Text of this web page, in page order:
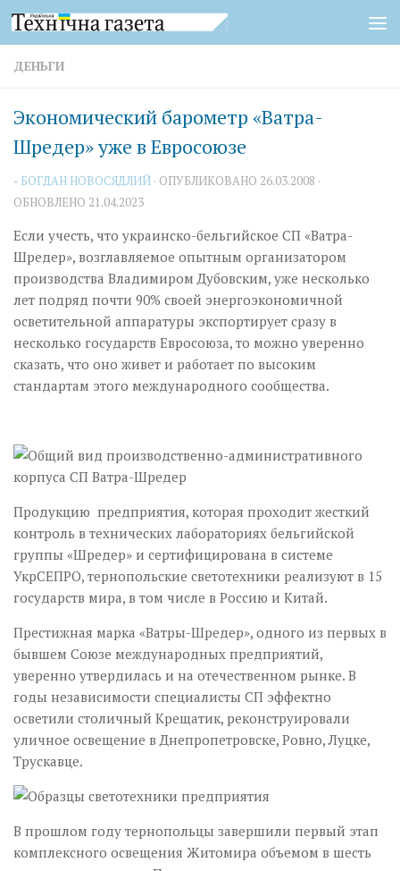
Перейти к содержимому
ДЕНЬГИ
Экономический барометр «Ватра-
Шредер» уже в Евросоюзе
- БОГДАН НОВОСЯДЛИЙ · ОПУБЛИКОВАНО 26.03.2008 ·
ОБНОВЛЕНО 21.04.2023
Если учесть, что украинско-бельгийское СП «Ватра-
Шредер», возглавляемое опытным организатором
производства Владимиром Дубовским, уже несколько
лет подряд почти 90% своей энергоэкономичной
осветительной аппаратуры экспортирует сразу в
несколько государств Евросоюза, то можно уверенно
сказать, что оно живет и работает по высоким
стандартам этого международного сообщества.
Продукцию предприятия, которая проходит жесткий
контроль в технических лабораториях бельгийской
группы «Шредер» и сертифицирована в системе
УкрСЕПРО, тернопольские светотехники реализуют в 15
государств мира, в том числе в Россию и Китай.
Престижная марка «Ватры-Шредер», одного из первых в
бывшем Союзе международных предприятий,
уверенно утвердилась и на отечественном рынке. В
годы независимости специалисты СП эффектно
осветили столичный Крещатик, реконструировали
уличное освещение в Днепропетровске, Ровно, Луцке,
Трускавце.
В прошлом году тернопольцы завершили первый этап
комплексного освещения Житомира объемом в шесть